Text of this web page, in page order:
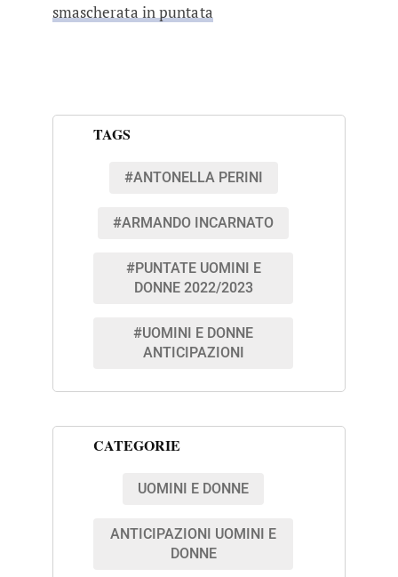
smascherata in puntata
TAGS
#ANTONELLA PERINI
#ARMANDO INCARNATO
#PUNTATE UOMINI E
DONNE 2022/2023
#UOMINI E DONNE
ANTICIPAZIONI
CATEGORIE
UOMINI E DONNE
ANTICIPAZIONI UOMINI E
DONNE